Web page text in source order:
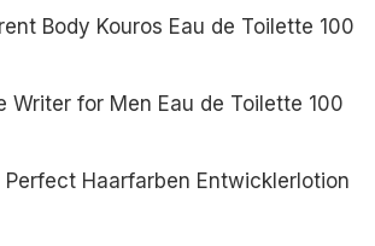
Body Kouros Eau de Toilette 100
Writer for Men Eau de Toilette 100
Perfect Haarfarben Entwicklerlotion